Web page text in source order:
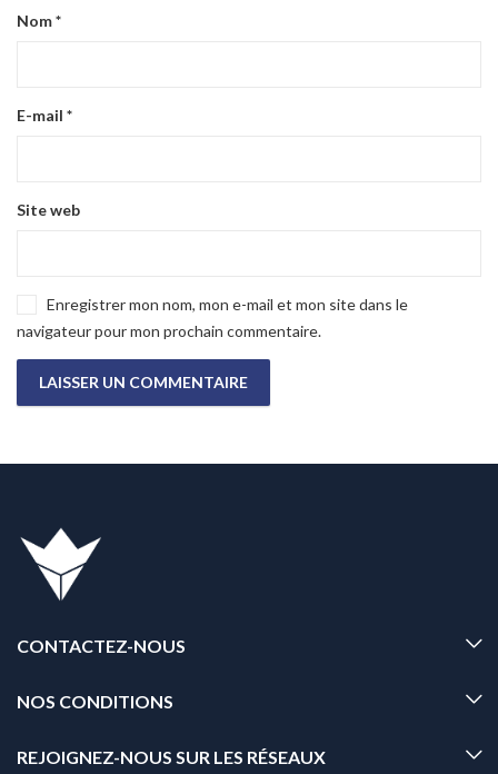
Nom*
E-mail *
Site web
Enregistrer mon nom, mon e-mail et mon site dans le
navigateur pour mon prochain commentaire.
CONTACTEZ-NOUS
NOS CONDITIONS
REJOIGNEZ-NOUS SUR LES RÉSEAUX